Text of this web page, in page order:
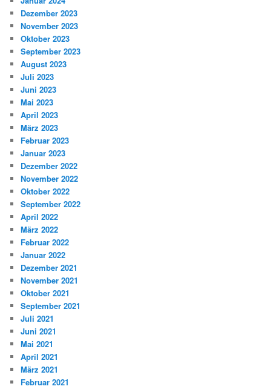
Dezember 2023
November 2023
Oktober 2023
September 2023
August 2023
Juli 2023
Juni 2023
Mai 2023
April 2023
März 2023
Februar 2023
Januar 2023
Dezember 2022
November 2022
Oktober 2022
September 2022
April 2022
März 2022
Februar 2022
Januar 2022
Dezember 2021
November 2021
Oktober 2021
September 2021
Juli 2021
Juni 2021
Mai 2021
April 2021
März 2021
Februar 2021